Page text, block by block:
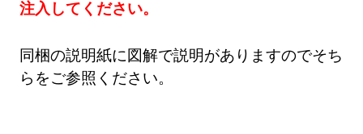
注入してください。
同梱の説明紙に図解で説明がありますのでそち
らをご参照ください。